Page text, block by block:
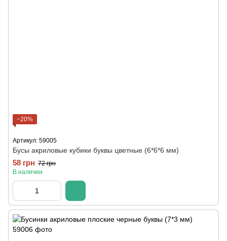
−20%
Артикул: 59005
Бусы акриловые кубики буквы цветные (6*6*6 мм)
58 грн 72 грн
В наличии